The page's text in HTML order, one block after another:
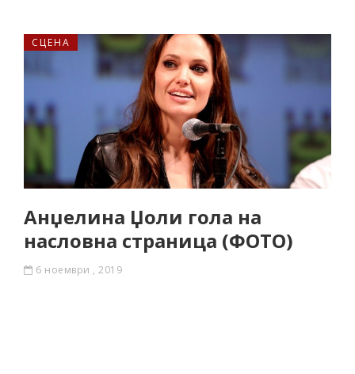
СЦЕНА
Анџелина Џоли гола на
насловна страница (ФОТО)
6 ноември , 2019